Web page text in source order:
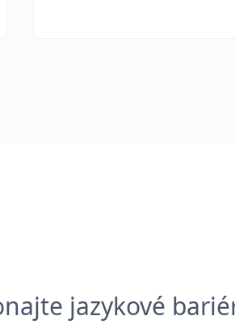
jazykové